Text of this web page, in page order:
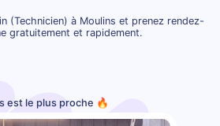
(Technicien) à Moulins et prenez rendez-
gratuitement et rapidement.
est le plus proche 🔥